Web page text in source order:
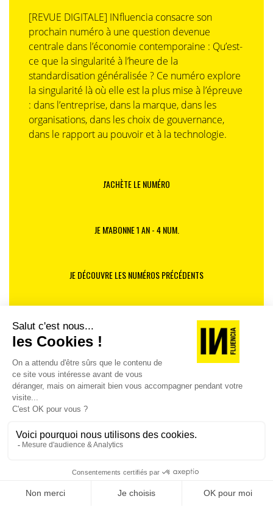
[REVUE DIGITALE] INfluencia consacre son
prochain numéro à une question devenue
centrale dans l’économie contemporaine : Qu’est-
ce que la singularité à l’heure de la
standardisation généralisée ? Ce numéro explore
la singularité là où elle est la plus mise à l’épreuve
: dans l’entreprise, dans la marque, dans les
organisations, dans les choix de gouvernance,
dans le rapport au pouvoir et à la technologie.
J'ACHÈTE LE NUMÉRO
JE M'ABONNE 1 AN - 4 NUM.
JE DÉCOUVRE LES NUMÉROS PRÉCÉDENTS